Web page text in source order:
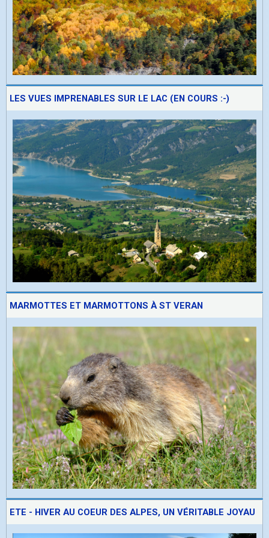
LES VUES IMPRENABLES SUR LE LAC (EN COURS :-)
MARMOTTES ET MARMOTTONS À ST VERAN
ETE - HIVER AU COEUR DES ALPES, UN VÉRITABLE JOYAU